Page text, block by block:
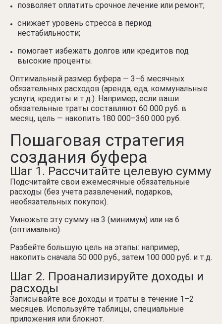
позволяет оплатить срочное лечение или ремонт;
снижает уровень стресса в период
нестабильности;
помогает избежать долгов или кредитов под
высокие проценты.
Оптимальный размер буфера — 3–6 месячных
обязательных расходов (аренда, еда, коммунальные
услуги, кредиты и т.д.). Например, если ваши
обязательные траты составляют 60 000 руб. в
месяц, цель — накопить 180 000–360 000 руб.
Пошаговая стратегия
создания буфера
Шаг 1. Рассчитайте целевую сумму
Подсчитайте свои ежемесячные обязательные
расходы (без учета развлечений, подарков,
необязательных покупок).
Умножьте эту сумму на 3 (минимум) или на 6
(оптимально).
Разбейте большую цель на этапы: например,
накопить сначала 50 000 руб., затем 100 000 руб. и т.д.
Шаг 2. Проанализируйте доходы и
расходы
Записывайте все доходы и траты в течение 1–2
месяцев. Используйте таблицы, специальные
приложения или блокнот.